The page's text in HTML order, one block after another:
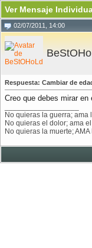
Ver Mensaje
02/07/2011, 14:00
Respuesta: Cambiar de
Creo que debes mirar
No quieras la guerra; ama
No quieras el dolor; ama
No quieras la muerte; AMA